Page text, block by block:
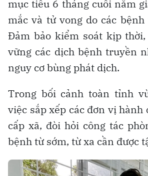
mục tiêu 6 tháng cuối năm
mắc và tử vong do các
Đảm bảo kiểm soát kịp
vững các dịch bệnh truyền
nguy cơ bùng phát dịch.
Trong bối cảnh toàn tỉnh
việc sắp xếp các đơn vị
cấp xã, đòi hỏi công tác
bệnh từ sớm, từ xa cần được